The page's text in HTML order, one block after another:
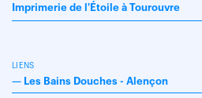
Imprimerie de l'Étoile à Tourouvre
LIENS
— Les Bains Douches - Alençon